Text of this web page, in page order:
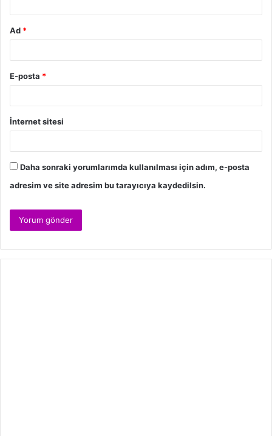
Ad *
E-posta *
İnternet sitesi
Daha sonraki yorumlarımda kullanılması için adım, e-posta
adresim ve site adresim bu tarayıcıya kaydedilsin.